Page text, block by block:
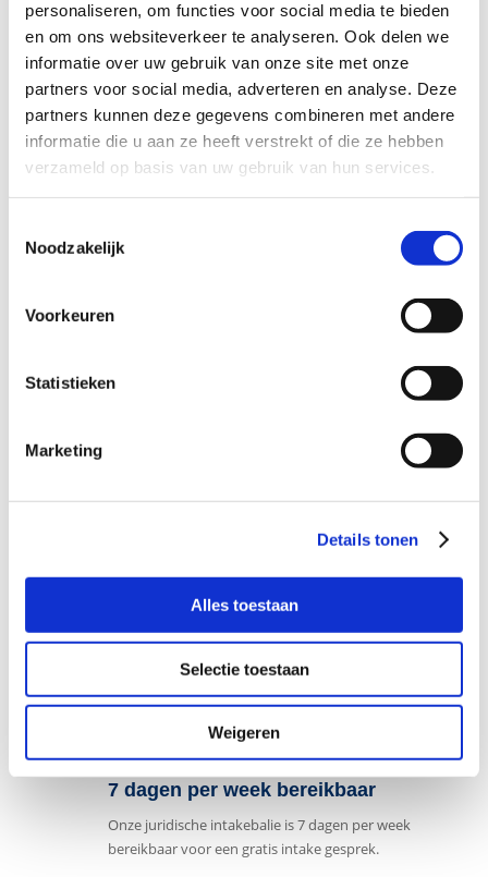
personaliseren, om functies voor social media te bieden
en om ons websiteverkeer te analyseren. Ook delen we
informatie over uw gebruik van onze site met onze
partners voor social media, adverteren en analyse. Deze
partners kunnen deze gegevens combineren met andere
informatie die u aan ze heeft verstrekt of die ze hebben
verzameld op basis van uw gebruik van hun services.
Noodzakelijk
Voorkeuren
Statistieken
Marketing
Details tonen
Alles toestaan
Selectie toestaan
Weigeren
Soorten straffen
Rechtszitting
Verdachte
contactformulier
advocatennetwerk zijn gespecialiseerd in het
7 dagen per week bereikbaar
Onze juridische intakebalie is 7 dagen per week
bereikbaar voor een gratis intake gesprek.